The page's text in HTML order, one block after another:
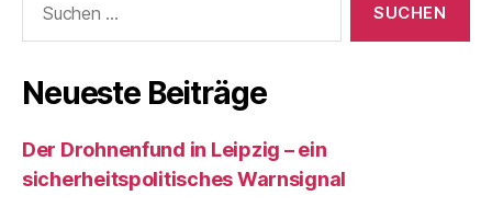
nach:
Neueste Beiträge
Der Drohnenfund in Leipzig – ein
sicherheitspolitisches Warnsignal